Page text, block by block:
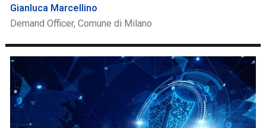
Gianluca Marcellino
Demand Officer, Comune di Milano